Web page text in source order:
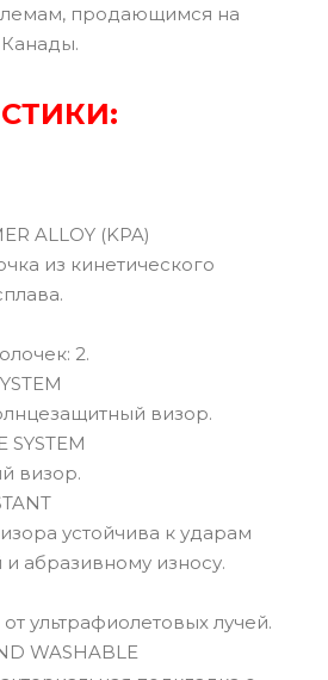
продающимся на
ALLOY (KPA)
из кинетического
2.
визор.
SYSTEM
визор.
устойчива к ударам
абразивному износу.
ультрафиолетовых лучей.
WASHABLE